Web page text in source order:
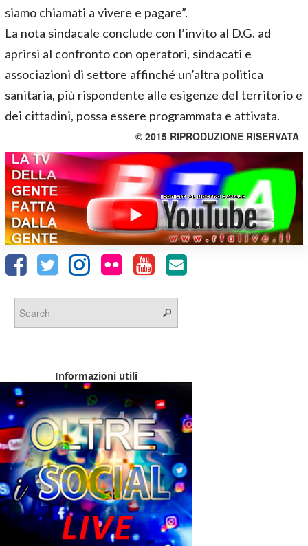
siamo chiamati a vivere e pagare”.
La nota sindacale conclude con l’invito al D.G. ad
aprirsi al confronto con operatori, sindacati e
associazioni di settore affinché un’altra politica
sanitaria, più rispondente alle esigenze del territorio e
dei cittadini, possa essere programmata e attivata.
© 2015 RIPRODUZIONE RISERVATA
Informazioni utili